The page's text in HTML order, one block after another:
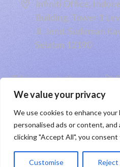
We value your privacy
We use cookies to enhance your
personalised ads or content, and
clicking "Accept All", you
Customise Reject
 Infiniti Office,
Building, Tower 1
Jl. Jend. Sudirman
Selatan 12190
Taking you to the moon 🚀
PT RHP Cipta Digital2026
Sitemap|Privacy Policy |